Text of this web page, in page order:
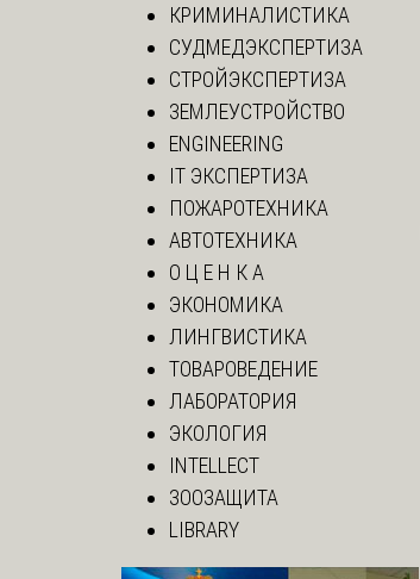
КРИМИНАЛИСТИКА
СУДМЕДЭКСПЕРТИЗА
СТРОЙЭКСПЕРТИЗА
ЗЕМЛЕУСТРОЙСТВО
ENGINEERING
IT ЭКСПЕРТИЗА
ПОЖАРОТЕХНИКА
АВТОТЕХНИКА
О Ц Е Н К А
ЭКОНОМИКА
ЛИНГВИСТИКА
ТОВАРОВЕДЕНИЕ
ЛАБОРАТОРИЯ
ЭКОЛОГИЯ
INTELLECT
ЗООЗАЩИТА
LIBRARY